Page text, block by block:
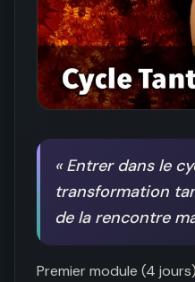
«Entrer dans le
transformation
de la rencontre
Premier module (4